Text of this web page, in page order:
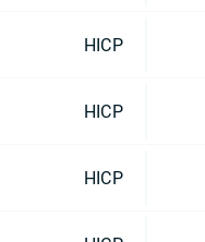
HICP
HICP
HICP